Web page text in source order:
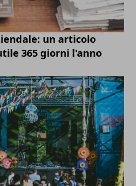
un articolo
365 giorni l'anno